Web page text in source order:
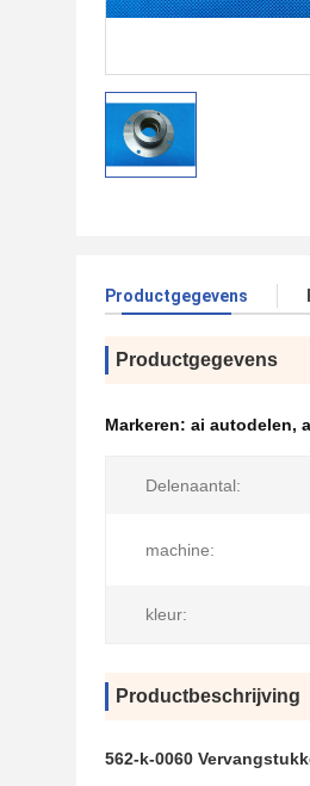
Productgegevens
Productgegevens
Markeren: ai autodelen,
Delenaantal:
machine:
kleur:
Productbeschrijving
562-k-0060